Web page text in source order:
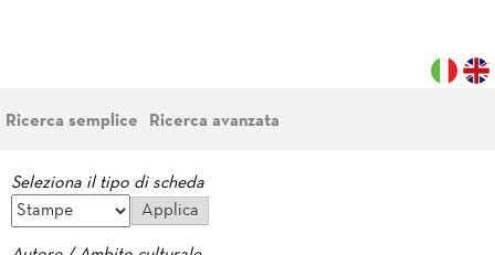
Ricerca semplice Ricerca avanzata
Seleziona il tipo di scheda